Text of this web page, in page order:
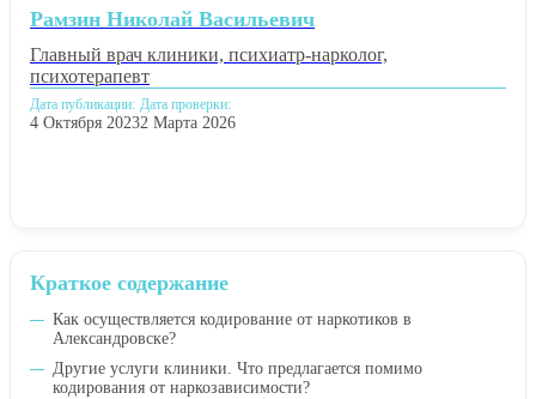
Краткое содержание
Как осуществляется кодирование от наркотиков в
Александровске?
Другие услуги клиники. Что предлагается помимо
кодирования от наркозависимости?
Рамзин Николай Васильевич
Главный врач клиники, психиатр-нарколог,
психотерапевт
Дата публикации:
4 Октября 2023
Дата проверки:
2 Марта 2026